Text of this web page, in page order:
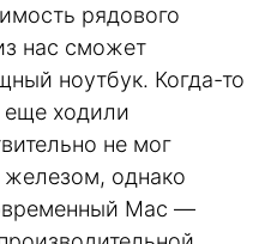
рядового
нас сможет
ноутбук. Когда-то
еще ходили
не мог
однако
Mac —